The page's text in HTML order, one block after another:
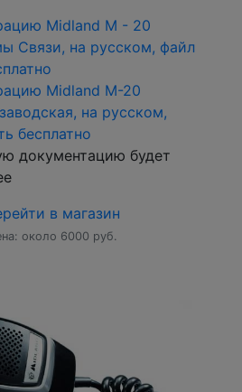
Midland M - 20
Связи, на русском, файл
Midland M-20
на русском,
бесплатно
документацию будет
в магазин
около 6000 руб.